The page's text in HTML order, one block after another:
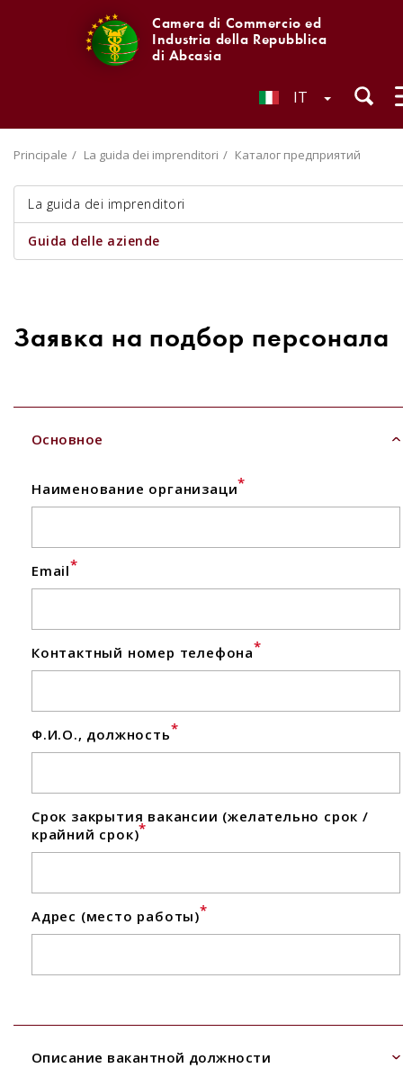
Camera di Commercio ed
Industria della Repubblica
di Abcasia
IT
Principale La guida dei imprenditori Каталог предприятий
La guida dei imprenditori
Guida delle aziende
Заявка на подбор персонала
Основное
Наименование организаци*
Email*
Контактный номер телефона*
Ф.И.О., должность*
Срок закрытия вакансии (желательно срок /
крайний срок)*
Адрес (место работы)*
Описание вакантной должности